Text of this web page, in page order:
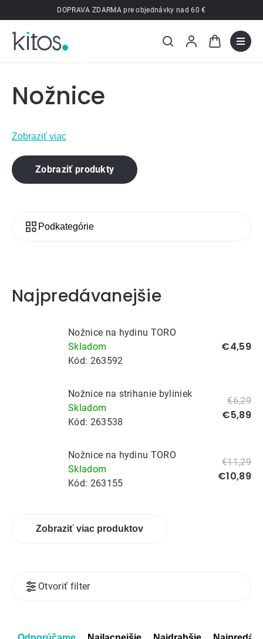
na
obsah
DOPRAVA ZDARMA pre objednávky nad 60 €
Nožnice
Zobraziť viac
Zobraziť produkty
Podkategórie
Najpredávanejšie
Nožnice na hydinu TORO
Skladom
Kód: 263592
€4,59
Nožnice na strihanie byliniek
Skladom
Kód: 263538
€6,29
€5,89
Nožnice na hydinu TORO
Skladom
Kód: 263155
€11,29
€10,89
Zobraziť viac produktov
Radenie
Otvoriť filter
Výpis